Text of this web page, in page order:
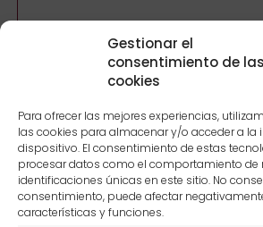
Gestionar el
consentimiento de las
cookies
Para ofrecer las mejores experiencias,
las cookies para almacenar y/o acceder a la
dispositivo. El consentimiento de estas
procesar datos como el comportamiento de
identificaciones únicas en este sitio. No
consentimiento, puede afectar
características y funciones.
Licenciado en Derecho
Universidad de Barcelona
Ver toda la descripción